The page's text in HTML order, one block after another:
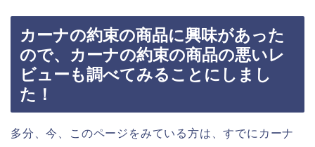
カーナの約束の商品に興味があった
ので、カーナの約束の商品の悪いレ
ビューも調べてみることにしまし
た！
多分、今、このページをみている方は、すでにカーナ